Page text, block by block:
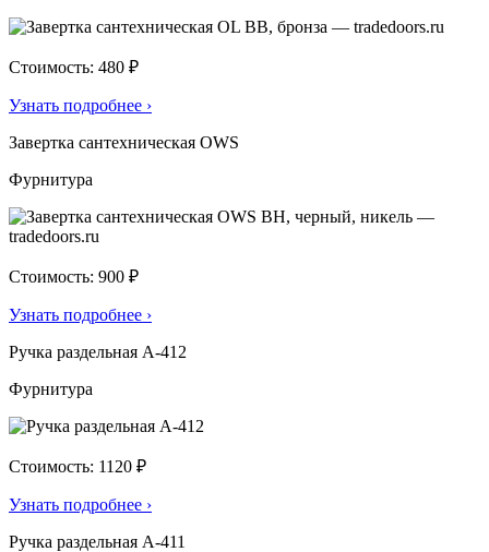
Стоимость: 480 ₽
Узнать подробнее ›
Завертка сантехническая OWS
Фурнитура
Стоимость: 900 ₽
Узнать подробнее ›
Ручка раздельная А-412
Фурнитура
Стоимость: 1120 ₽
Узнать подробнее ›
Ручка раздельная А-411